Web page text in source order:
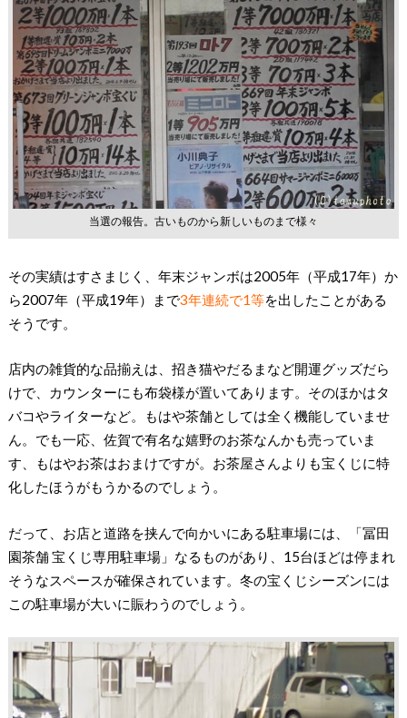
当選の報告。古いものから新しいものまで様々
その実績はすさまじく、年末ジャンボは2005年（平成17年）か
ら2007年（平成19年）まで3年連続で1等を出したことがある
そうです。
店内の雑貨的な品揃えは、招き猫やだるまなど開運グッズだら
けで、カウンターにも布袋様が置いてあります。そのほかはタ
バコやライターなど。もはや茶舗としては全く機能していませ
ん。でも一応、佐賀で有名な嬉野のお茶なんかも売っていま
す、もはやお茶はおまけですが。お茶屋さんよりも宝くじに特
化したほうがもうかるのでしょう。
だって、お店と道路を挟んで向かいにある駐車場には、「冨田
園茶舗 宝くじ専用駐車場」なるものがあり、15台ほどは停まれ
そうなスペースが確保されています。冬の宝くじシーズンには
この駐車場が大いに賑わうのでしょう。